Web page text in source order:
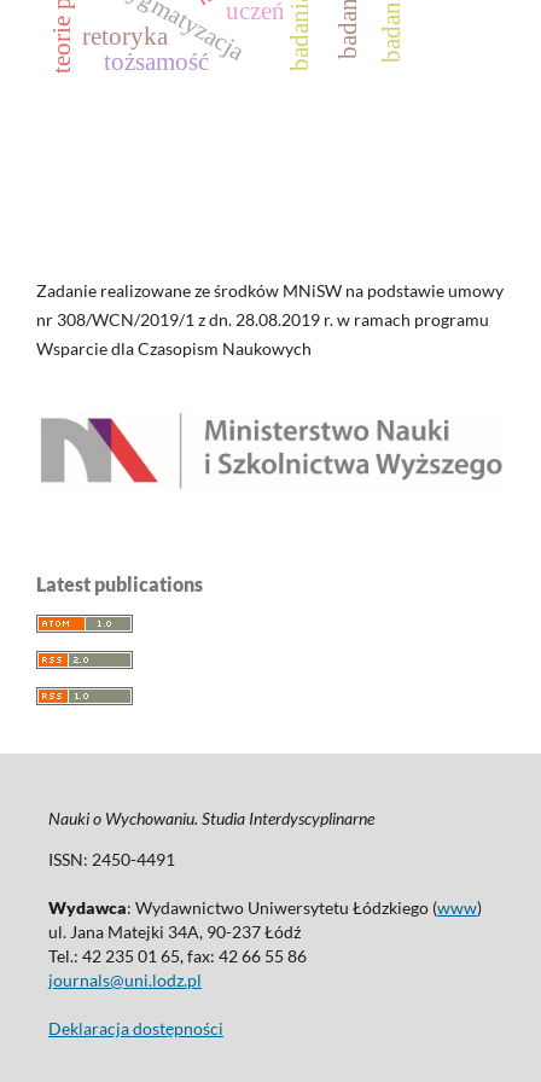
tożsamość
uczeń
retoryka
Zadanie realizowane ze środków MNiSW na podstawie umowy
nr 308/WCN/2019/1 z dn. 28.08.2019 r. w ramach programu
Wsparcie dla Czasopism Naukowych
Latest publications
Nauki o Wychowaniu. Studia Interdyscyplinarne
ISSN: 2450-4491
Wydawca: Wydawnictwo Uniwersytetu Łódzkiego (www)
ul. Jana Matejki 34A, 90-237 Łódź
Tel.: 42 235 01 65, fax: 42 66 55 86
journals@uni.lodz.pl
Deklaracja dostępności